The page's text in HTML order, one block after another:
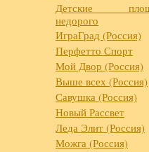
Детские
недорого
ИграГрад (Россия)
Перфетто Спорт
Мой Двор (Россия)
Выше всех (Россия)
Савушка (Россия)
Новый Рассвет
Леда Элит (Россия)
Можга (Россия)